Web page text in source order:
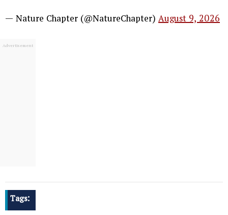
— Nature Chapter (@NatureChapter)August 9, 2026
Tags: